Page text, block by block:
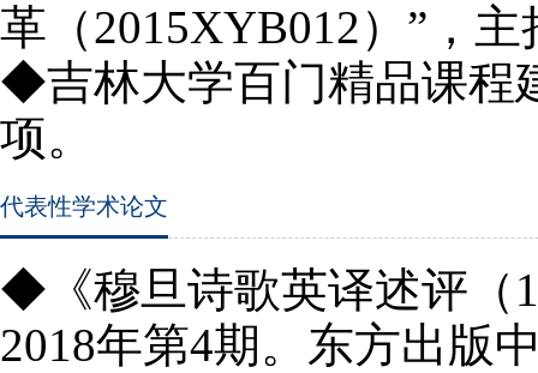
革（2015XYB012）”，
◆吉林大学百门精品课程
项。
代表性学术论文
◆《穆旦诗歌英译述评（
2018年第4期。东方出版